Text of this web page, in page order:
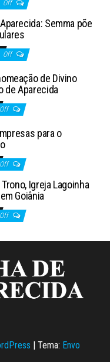
Off
Semma põe
Off
de Divino
de Aparecida
Off
para o
Off
Igreja Lagoinha
Goiânia
Off
| Tema: Envo